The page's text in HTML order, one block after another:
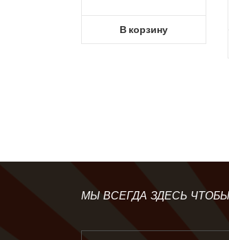
В корзину
МЫ ВСЕГДА ЗДЕСЬ